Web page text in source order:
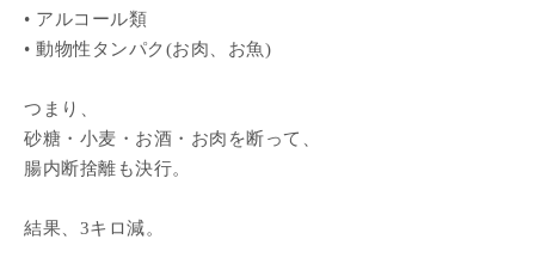
• アルコール類
• 動物性タンパク(お肉、お魚)
つまり、
砂糖・小麦・お酒・お肉を断って、
腸内断捨離も決行。
結果、3キロ減。